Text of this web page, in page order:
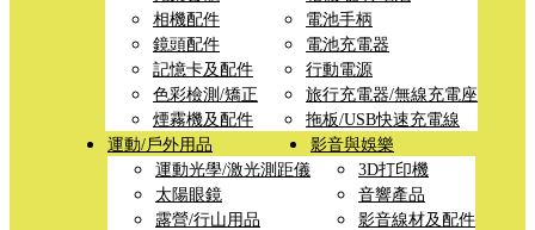
相機配件
鏡頭配件
記憶卡及配件
色彩檢測/矯正
煙霧機及配件
電池手柄
電池充電器
行動電源
旅行充電器/無線充電座
拖板/USB快速充電線
運動/戶外用品
運動光學/激光測距儀
太陽眼鏡
露營/行山用品
影音與娛樂
3D打印機
音響產品
影音線材及配件